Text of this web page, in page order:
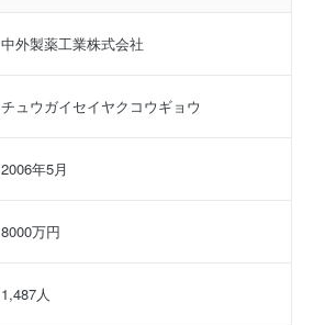
中外製薬工業株式会社
チュウガイセイヤクコウギョウ
2006年5月
8000万円
1,487人